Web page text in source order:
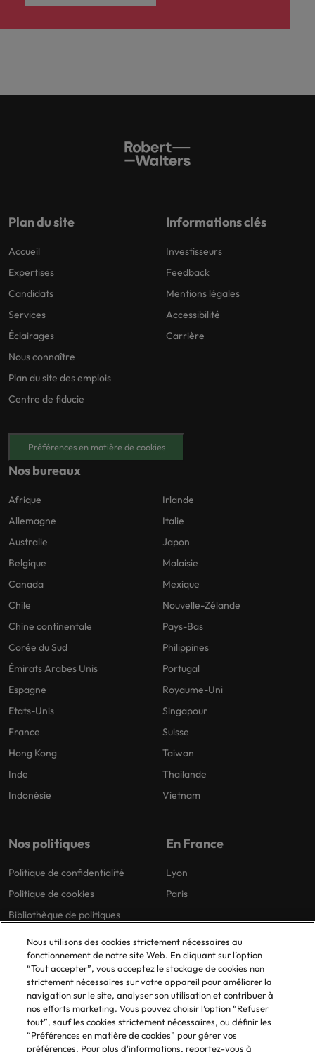
Plan du site
Accueil
Expertises
Candidats
Services
Éclairages
Nous connaître
Plan du site des emplois
Centre de fiducie
Informations clés
Investisseurs
Feedback
Mentions légales
Accessibilité
Carrière
Préférences en matière de cookies
Nos bureaux
Afrique
Allemagne
Australie
Belgique
Canada
Chile
Chine continentale
Corée du Sud
Émirats Arabes Unis
Espagne
Etats-Unis
France
Hong Kong
Inde
Indonésie
Irlande
Italie
Japon
Malaisie
Mexique
Nouvelle-Zélande
Pays-Bas
Philippines
Portugal
Royaume-Uni
Singapour
Suisse
Taiwan
Thailande
Vietnam
Nos politiques
Politique de confidentialité
Politique de cookies
Bibliothèque de politiques
En France
Lyon
Paris
© 2025 Robert Walters Plc. All Rights Reserved.
Nous utilisons des cookies strictement nécessaires au
fonctionnement de notre site Web. En cliquant sur l’option
“Tout accepter”, vous acceptez le stockage de cookies non
strictement nécessaires sur votre appareil pour améliorer la
navigation sur le site, analyser son utilisation et contribuer à
nos efforts marketing. Vous pouvez choisir l’option “Refuser
tout”, sauf les cookies strictement nécessaires, ou définir les
“Préférences en matière de cookies” pour gérer vos
préférences. Pour plus d'informations, reportez-vous à